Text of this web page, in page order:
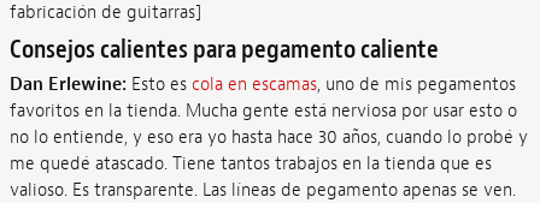
fabricación de guitarras]
Consejos calientes para pegamento caliente
Dan Erlewine: Esto es cola en escamas, uno de mis pegamentos
favoritos en la tienda. Mucha gente está nerviosa por usar esto o
no lo entiende, y eso era yo hasta hace 30 años, cuando lo probé y
me quedé atascado. Tiene tantos trabajos en la tienda que es
valioso. Es transparente. Las líneas de pegamento apenas se ven.